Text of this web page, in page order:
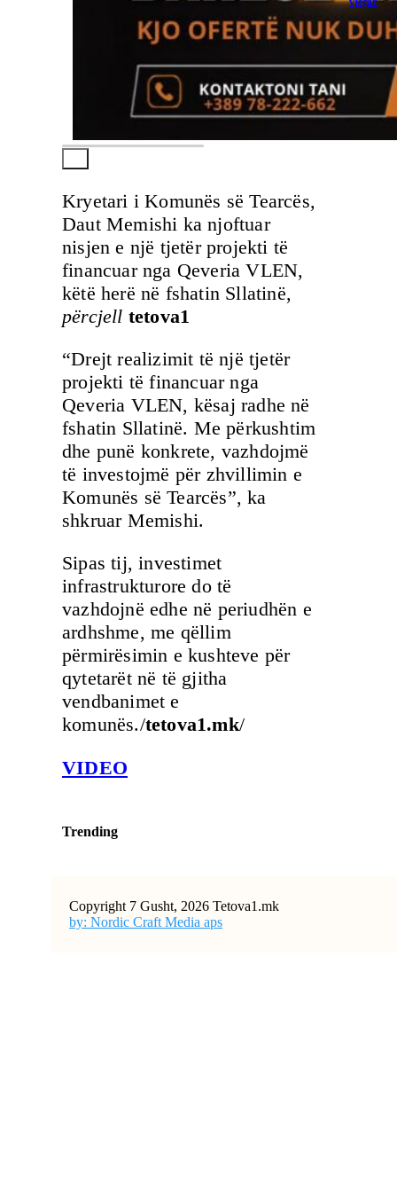
Kryetari i Komunës së Tearcës,
Daut Memishi ka njoftuar
nisjen e një tjetër projekti të
financuar nga Qeveria VLEN,
këtë herë në fshatin Sllatinë,
përcjell tetova1
“Drejt realizimit të një tjetër
projekti të financuar nga
Qeveria VLEN, kësaj radhe në
fshatin Sllatinë. Me përkushtim
dhe punë konkrete, vazhdojmë
të investojmë për zhvillimin e
Komunës së Tearcës”, ka
shkruar Memishi.
Sipas tij, investimet
infrastrukturore do të
vazhdojnë edhe në periudhën e
ardhshme, me qëllim
përmirësimin e kushteve për
qytetarët në të gjitha
vendbanimet e
komunës./tetova1.mk/
VIDEO
Trending
Copyright 7 Gusht, 2026 Tetova1.mk
by: Nordic Craft Media aps